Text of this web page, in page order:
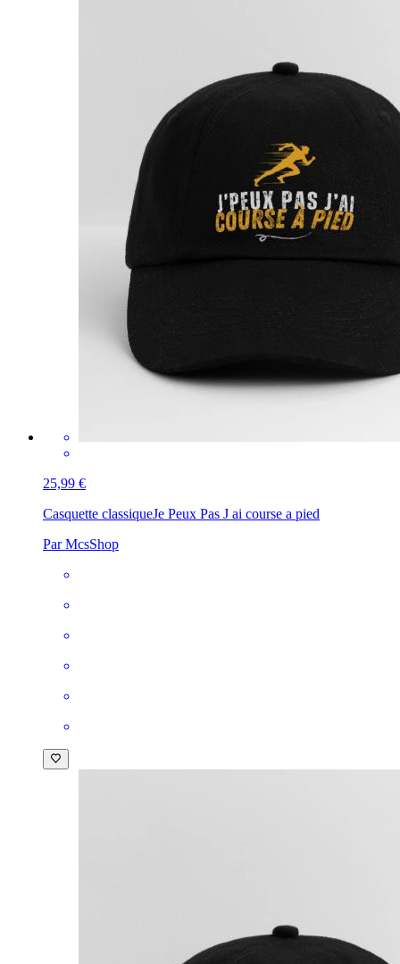
25,99 €
Casquette classiqueJe Peux Pas J ai course a pied
Par McsShop